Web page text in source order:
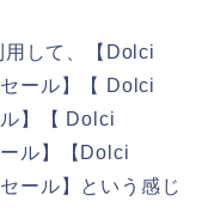
用して、【Dolci
ール】【 Dolci
】【 Dolci
ル】【Dolci
ール】という感じ